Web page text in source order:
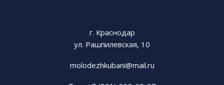
г. Краснодар
ул. Рашпилевская, 10
molodezhkubani@mail.ru